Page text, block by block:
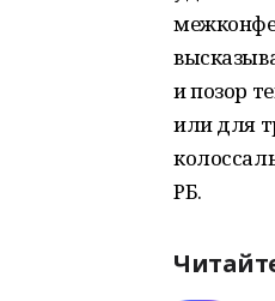
и позор
или для
РБ.